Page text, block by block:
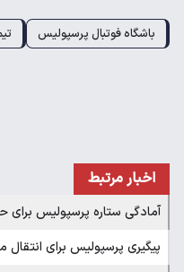
باشگاه فوتبال پرسپولیس
اخبار مرتبط
آمادگی ستاره پرسپولیس برای
پیگیری پرسپولیس برای